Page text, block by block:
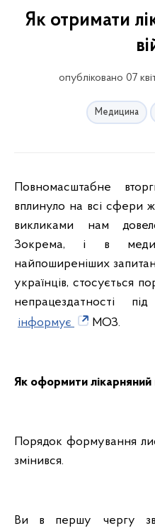
Як отримати
опубліковано 07
Медицина
Повномасштабне
вплинуло на всі сфери
викликами нам
Зокрема, і в
найпоширеніших
українців, стосується
непрацездатності
інформує
МОЗ.
Як оформити лікарняний
Порядок формування
змінився.
Ви в першу чергу